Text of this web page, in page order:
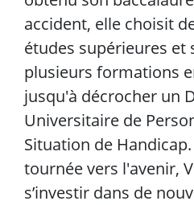
accident, elle choisit
études supérieures et
plusieurs formations
jusqu'à décrocher un
Universitaire de
Situation de
tournée vers l'avenir,
s’investir dans de